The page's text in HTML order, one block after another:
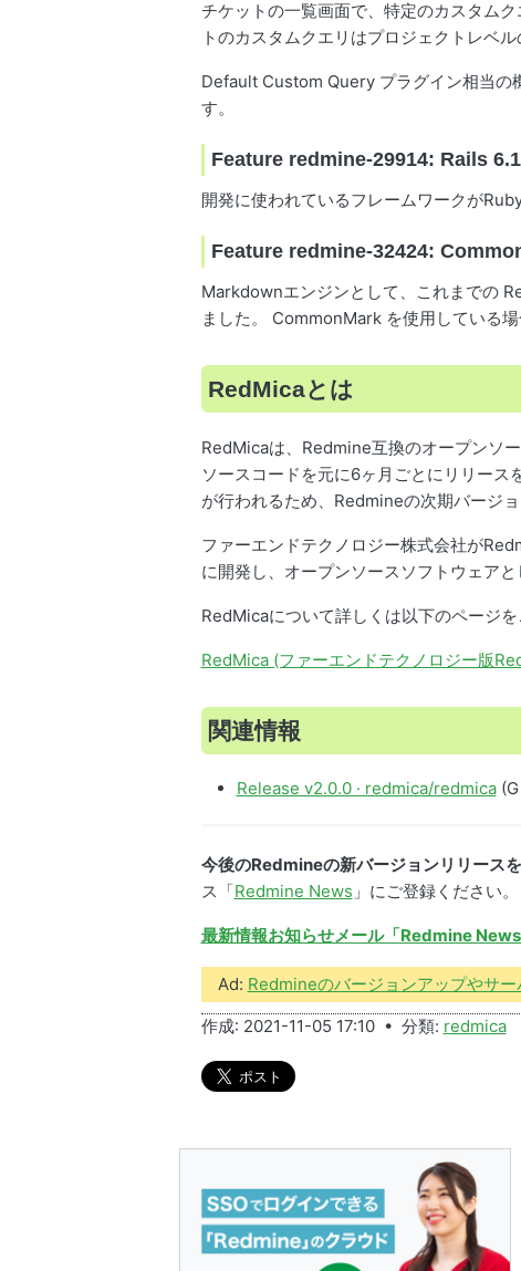
チケットの一覧画面で、特定のカスタム
トのカスタムクエリはプロジェクトレベ
Default Custom Query プラグイン相当の
す。
Feature redmine-29914: Rails
開発に使われているフレームワークが
Feature redmine-32424:
Markdownエンジンとして、これまでの
ました。 CommonMark を使用している
RedMicaとは
RedMicaは、Redmine互換のオープンソ
ソースコードを元に6ヶ月ごとにリリー
が行われるため、Redmineの次期バージ
ファーエンドテクノロジー株式会社が
に開発し、オープンソースソフトウェアと
RedMicaについて詳しくは以下のページを
RedMica (ファーエンドテクノロジー版
関連情報
Release v2.0.0 · redmica/redmica
今後のRedmineの新バージョンリリース
ス「Redmine News 」にご登録ください。
最新情報お知らせメール「Redmine News
Ad: Redmineのバージョンアップやサ
作成: 2021-11-05 17:10 • 分類: redmica